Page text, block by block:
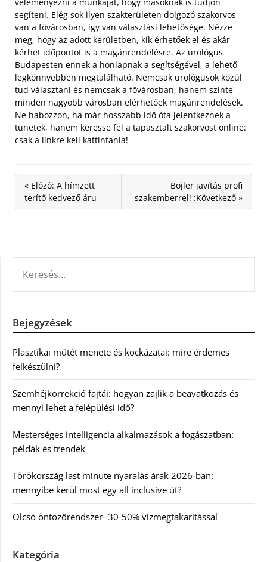
segíteni. Elég sok ilyen szakterületen dolgozó szakorvos
van a fővárosban, így van választási lehetősége. Nézze
meg, hogy az adott kerületben, kik érhetőek el és akár
kérhet időpontot is a magánrendelésre. Az urológus
Budapesten ennek a honlapnak a segítségével, a lehető
legkönnyebben megtalálható. Nemcsak urológusok közül
tud választani és nemcsak a fővárosban, hanem szinte
minden nagyobb városban elérhetőek magánrendelések.
Ne habozzon, ha már hosszabb idő óta jelentkeznek a
tünetek, hanem keresse fel a tapasztalt szakorvost online:
csak a linkre kell kattintania!
« Előző: A hímzett
terítő kedvező áru
Bojler javítás profi
szakemberrel! :Következő »
Bejegyzések
Plasztikai műtét menete és kockázatai: mire érdemes
felkészülni?
Szemhéjkorrekció fajtái: hogyan zajlik a beavatkozás és
mennyi lehet a felépülési idő?
Mesterséges intelligencia alkalmazások a fogászatban:
példák és trendek
Törökország last minute nyaralás árak 2026-ban:
mennyibe kerül most egy all inclusive út?
Olcsó öntözőrendszer- 30-50% vízmegtakarítással
Kategória